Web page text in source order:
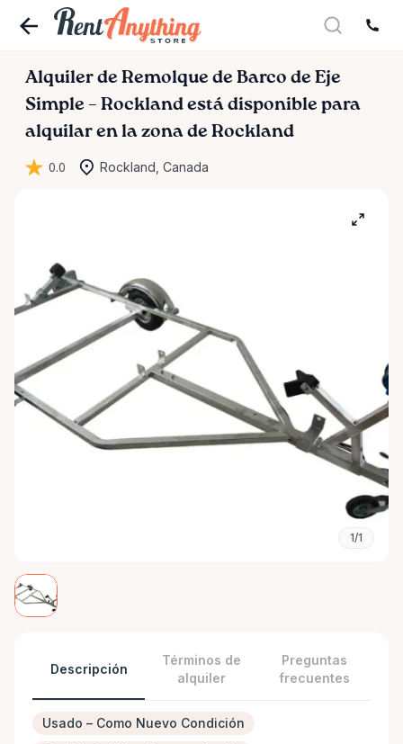
Alquiler de Remolque de Barco de Eje
Simple – Rockland está disponible para
alquilar en la zona de Rockland
0.0 Rockland, Canada
1/1
Descripción
Términos de
alquiler
Preguntas
frecuentes
Usado – Como Nuevo Condición